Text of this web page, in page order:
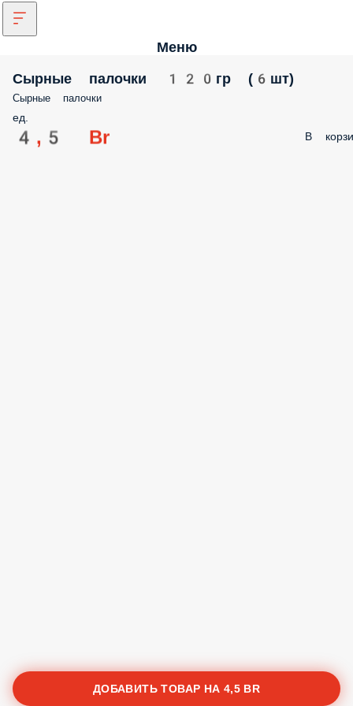
Меню
Сырные палочки 120гр (6шт)
Сырные палочки
ед.
4,5 Br В
ДОБАВИТЬ ТОВАР НА 4,5 BR